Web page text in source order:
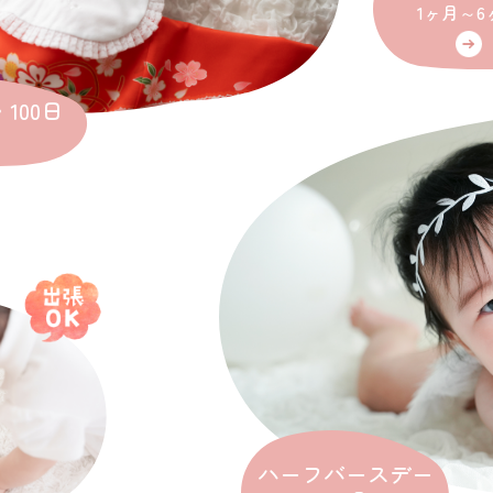
1ヶ月～6
日
ハーフバースデー